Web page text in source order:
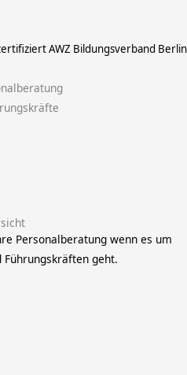
AWZ Bildungsverband Berlin
Personalberatung wenn es um
Führungskräften geht.